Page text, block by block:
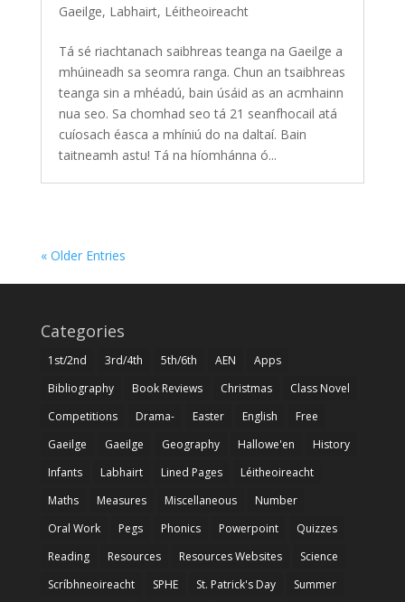
Gaeilge, Labhairt, Léitheoireacht
Tá sé riachtanach saibhreas teanga na Gaeilge a
mhúineadh sa seomra ranga. Chun an tsaibhreas
teanga sin a mhéadú, bain úsáid as an acmhainn
nua seo. Sa chomhad seo tá 21 seanfhocail atá
cuíosach éasca a mhíniú do na daltaí. Bain
taitneamh astu! Tá na híomhánna ó...
« Older Entries
Categories
1st/2nd 3rd/4th 5th/6th AEN
Apps
Bibliography
Book Reviews Christmas
Class Novel
Competitions
Drama- Easter English
Free
Gaeilge
Gaeilge Geography Hallowe'en
History
Infants
Labhairt Lined Pages
Léitheoireacht
Maths
Measures Miscellaneous
Number
Oral Work
Pegs Phonics Powerpoint
Quizzes
Reading
Resources Resources Websites
Science
Scríbhneoireacht
SPHE St. Patrick's Day Summer